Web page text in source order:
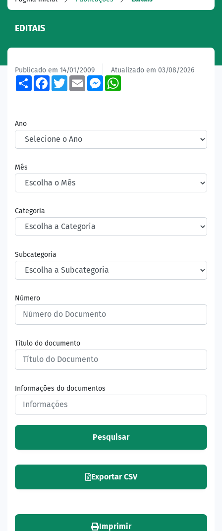
EDITAIS
Publicado em 14/01/2009 Atualizado em 03/08/2026
ShareFacebook
TwitterEmailMessenger
Ano
Mês
Categoria
Subcategoria
Número
Título do documento
Informações do documentos
Pesquisar
Exportar CSV
Imprimir